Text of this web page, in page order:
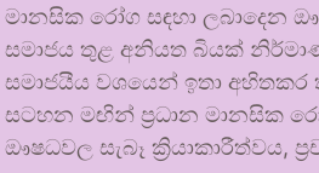
මානසික රෝග සඳහා ලබාදෙන
සමාජය තුළ අනියත බියක්
සමාජයීය වශයෙන් ඉතා
සටහන මඟින් ප්‍රධාන මානසික
ඖෂධවල සැබෑ ක්‍රියාකාරීත්වය,